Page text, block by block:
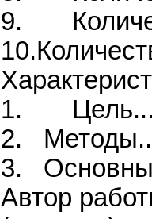
9.
1.
2.
3.
Автор